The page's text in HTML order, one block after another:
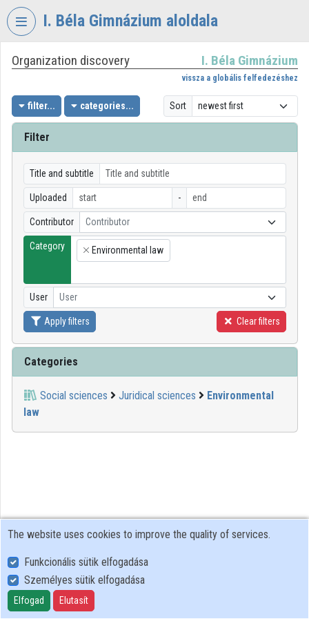
Skip header
I. Béla Gimnázium aloldala
VIDEOTORIUM
BÉLA
GIMNÁZIUM
Log In
Organization discovery
Categories
Organizations
Organization discovery I. Béla Gimnázium
vissza a globális felfedezéshez
filter... categories... Sort
Filter
Title and subtitle
Uploaded -
Contributor Contributor
Category
×
Environmental law
User User
Apply filters Clear filters
Categories
Social sciences Juridical sciences
Environmental
law
User Policy
Adatkezelési tájékoztató (en)
Cookie Policy
The website uses cookies to improve the quality of services.
Funkcionális sütik elfogadása
Személyes sütik elfogadása
Elfogad Elutasít